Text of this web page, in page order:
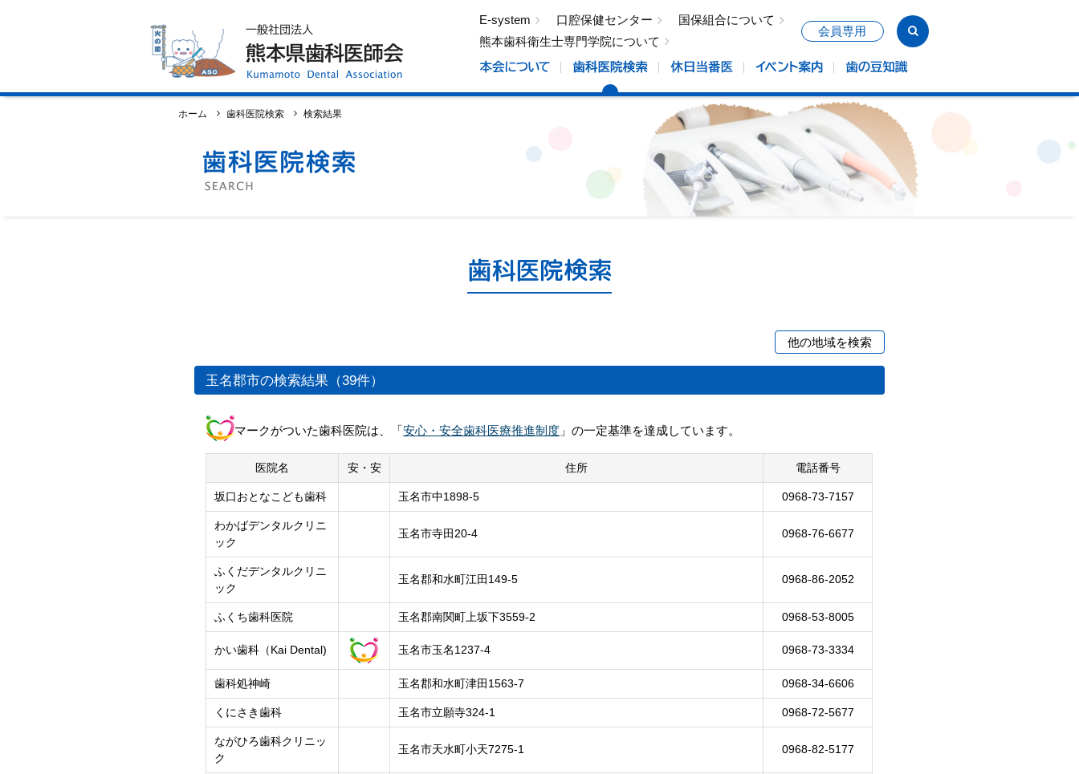
E-system 口腔保健センター
国保組合について
熊本歯科衛生士専門学院について
会員専用
ホーム 歯科医院検索 検索結果
歯科医院検索
他の地域を検索
熊本市
中央区
西区
南区
荒尾市
山鹿市
水俣・芦北郡市
人吉球磨
天草郡市
玉名郡市の検索結果（39件）
マークがついた歯科医院は、「安心・安全歯科医療推進制度 」の一定基準を達成しています。
医院名 安・安 住所 電話番号
坂口おとなこども歯科 玉名市中1898-5 0968-73-7157
わかばデンタルクリニ
ック
玉名市寺田20-4 0968-76-6677
ふくだデンタルクリニ
ック
玉名郡和水町江田149-5 0968-86-2052
ふくち歯科医院 玉名郡南関町上坂下3559-2 0968-53-8005
かい歯科（Kai Dental) 玉名市玉名1237-4 0968-73-3334
歯科処神崎 玉名郡和水町津田1563-7 0968-34-6606
くにさき歯科 玉名市立願寺324-1 0968-72-5677
ながひろ歯科クリニッ
ク
玉名市天水町小天7275-1 0968-82-5177
歯科医院検索
休日当番医
イベント案内
歯の豆知識
口腔保健センター
国保組合からのお知らせ
熊本歯科衛生士専門学院
プライバシーポリシー
サイトマップ